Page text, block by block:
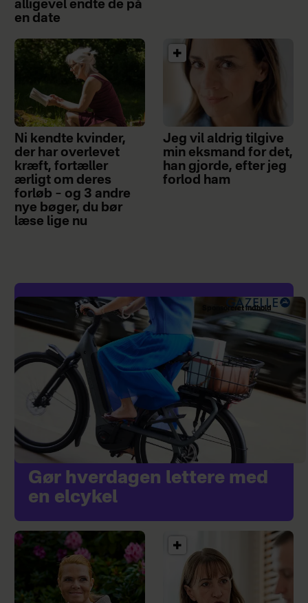
alligevel endte de på
en date
Ni kendte kvinder,
der har overlevet
kræft, fortæller
ærligt om deres
forløb – og 3 andre
nye bøger, du bør
læse lige nu
Jeg vil aldrig tilgive
min eksmand for det,
han gjorde, efter jeg
forlod ham
Sponsoreret indhold
Gør hverdagen lettere med
en elcykel